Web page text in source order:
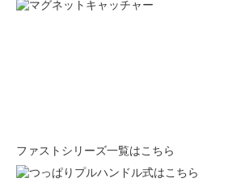
ファストシリーズ一覧はこちら